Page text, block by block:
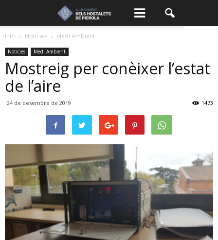
Inici Notícies Medi Ambient
Notícies Medi Ambient
Mostreig per conèixer l’estat
de l’aire
24 de desembre de 2019 1473